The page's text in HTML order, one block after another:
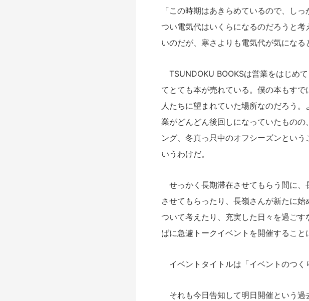
「この時期はあきらめているので、し
つい電気代はいくらになるのだろうと
いのだが、寒さよりも電気代が気になる
TSUNDOKU BOOKSは営業をはじめ
てとても本が売れている。僕の本もす
人たちに望まれていた場所なのだろう
業がどんどん後回しになっていたもの
ング、冬真っ只中のオフシーズンとい
いうわけだ。
せっかく長期滞在させてもらう間に、
させてもらったり、長嶺さんが新たに
ついて考えたり、充実した日々を過ご
ばに急遽トークイベントを開催すること
イベントタイトルは「イベントのつく
それも今日告知して明日開催という過